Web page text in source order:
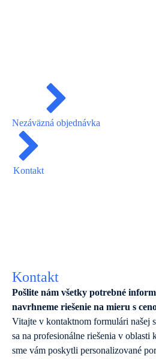
Nezáväzná objednávka
Kontakt
Kontakt
Pošlite nám všetky potrebné
navrhneme riešenie na mieru s
Vitajte v kontaktnom formulári našej
sa na profesionálne riešenia v oblasti
sme vám poskytli personalizované